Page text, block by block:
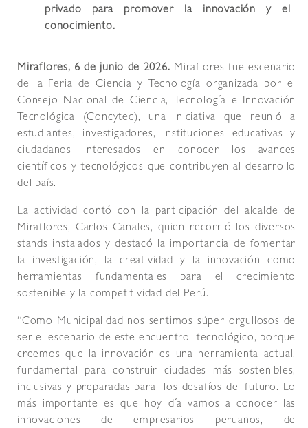
privado para promover la innovación y el
conocimiento.
Miraflores, 6 de junio de 2026. Miraflores fue escenario
de la Feria de Ciencia y Tecnología organizada por el
Consejo Nacional de Ciencia, Tecnología e Innovación
Tecnológica (Concytec), una iniciativa que reunió a
estudiantes, investigadores, instituciones educativas y
ciudadanos interesados en conocer los avances
científicos y tecnológicos que contribuyen al desarrollo
del país.
La actividad contó con la participación del alcalde de
Miraflores, Carlos Canales, quien recorrió los diversos
stands instalados y destacó la importancia de fomentar
la investigación, la creatividad y la innovación como
herramientas fundamentales para el crecimiento
sostenible y la competitividad del Perú.
“Como Municipalidad nos sentimos súper orgullosos de
ser el escenario de este encuentro tecnológico, porque
creemos que la innovación es una herramienta actual,
fundamental para construir ciudades más sostenibles,
inclusivas y preparadas para los desafíos del futuro. Lo
más importante es que hoy día vamos a conocer las
innovaciones de empresarios peruanos, de